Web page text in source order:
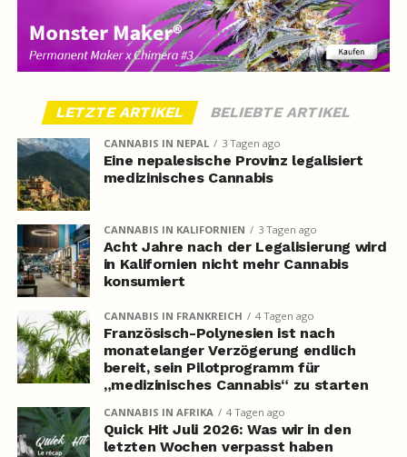
LETZTE ARTIKEL BELIEBTE ARTIKEL
CANNABIS IN NEPAL 3 Tagen ago
Eine nepalesische Provinz legalisiert
medizinisches Cannabis
CANNABIS IN KALIFORNIEN 3 Tagen ago
Acht Jahre nach der Legalisierung wird
in Kalifornien nicht mehr Cannabis
konsumiert
CANNABIS IN FRANKREICH 4 Tagen ago
Französisch-Polynesien ist nach
monatelanger Verzögerung endlich
bereit, sein Pilotprogramm für
„medizinisches Cannabis“ zu starten
CANNABIS IN AFRIKA 4 Tagen ago
Quick Hit Juli 2026: Was wir in den
letzten Wochen verpasst haben